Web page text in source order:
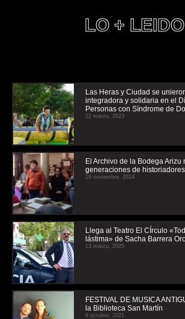
LO + LEIDO
Las Heras y Ciudad se
integradora y solidaria en el
Personas con Síndrome de
22 marzo, 2023
El Archivo de la Bodega Arizu
generaciones de historiadores
19 noviembre, 2024
Llega al Teatro El CÍrculo
lástima» de Sacha Barrera
13 marzo, 2025
FESTIVAL DE MUSICA
la Biblioteca San Martín
9 octubre, 2021